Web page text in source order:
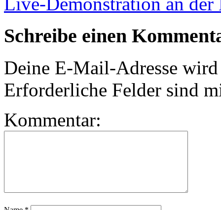
Schreibe einen
Deine E-Mail-Adresse
Erforderliche Felder sind
Kommentar: